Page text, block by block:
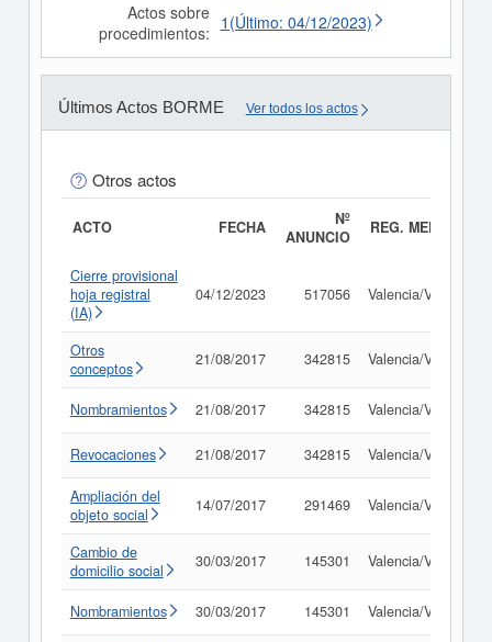
Actos sobre
procedimientos: 1(Último: 04/12/2023)
Últimos Actos BORME Ver todos los actos
Otros actos
ACTO FECHA
Nº
ANUNCIO
REG. MERC.
Cierre provisional
hoja registral
(IA)
04/12/2023 517056 Valencia/València
Otros
conceptos
21/08/2017 342815 Valencia/València
Nombramientos 21/08/2017 342815 Valencia/València
Revocaciones 21/08/2017 342815 Valencia/València
Ampliación del
objeto social
14/07/2017 291469 Valencia/València
Cambio de
domicilio social
30/03/2017 145301 Valencia/València
Nombramientos 30/03/2017 145301 Valencia/València